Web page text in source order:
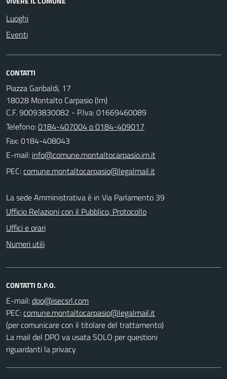
Luoghi
Eventi
CONTATTI
Piazza Garibaldi, 17
18028 Montalto Carpasio (Im)
C.F. 90093830082 - P.Iva: 01669460089
Telefono:0184-407004 o 0184-409017
Fax: 0184-408043
E-mail:
PEC:
La sede Amministrativa è in Via Parlamento 39
Ufficio Relazioni con il Pubblico, Protocollo
Uffici e orari
Numeri utili
CONTATTI D.P.O.
E-mail:
PEC:
(per comunicare con il titolare del trattamento)
La mail del DPO va usata SOLO per questioni
riguardanti la privacy